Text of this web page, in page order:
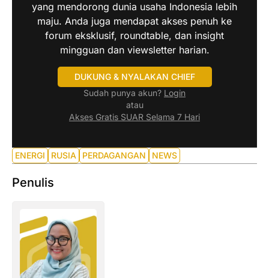
yang mendorong dunia usaha Indonesia lebih
maju. Anda juga mendapat akses penuh ke
forum eksklusif, roundtable, dan insight
mingguan dan viewsletter harian.
DUKUNG & NYALAKAN CHIEF
Sudah punya akun? Login
atau
Akses Gratis SUAR Selama 7 Hari
ENERGI RUSIA PERDAGANGAN NEWS
Penulis